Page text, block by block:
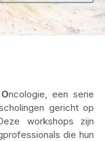
Oncologie, een serie
gericht op
workshops zijn
die hun